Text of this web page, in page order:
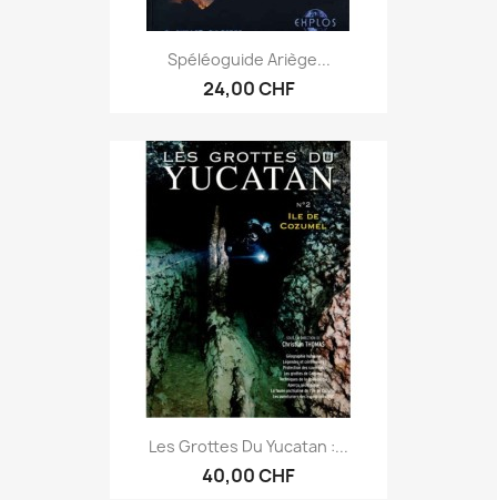
Spéléoguide Ariège...
24,00 CHF
Les Grottes Du Yucatan :...
40,00 CHF